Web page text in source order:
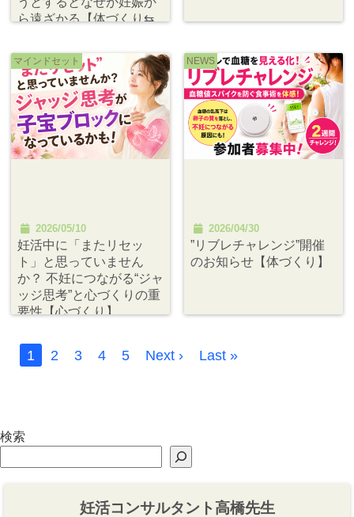
ら遠ざかる【体づくり⇆
マインドセット
2026/05/10
妊活中に「またリセッ
ト」と思っていません
か？ 不妊につながる“ジャ
ッジ思考”と心づくりの重
要性【心づくり】
NEWS
2026/04/30
”リブレチャレンジ”開催
のお知らせ【体づくり】
1 2 3 4 5 Next › Last »
検索
妊活コンサルタント高橋先生